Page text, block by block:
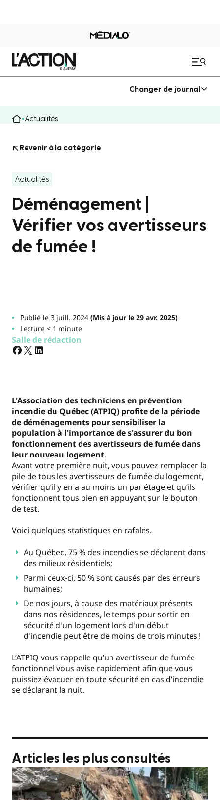
Changer de journal
Actualités
Revenir à la catégorie
Actualités
Déménagement |
Vérifier vos avertisseurs
de fumée !
Publié le 3 juill. 2024(Mis à jour le 29 avr. 2025)
Lecture < 1 minute
Salle de rédaction
L'Association des techniciens en prévention
incendie du Québec (ATPIQ) profite de la période
de déménagements pour sensibiliser la
population à l'importance de s'assurer du bon
fonctionnement des avertisseurs de fumée dans
leur nouveau logement.
Avant votre première nuit, vous pouvez remplacer la
pile de tous les avertisseurs de fumée du logement,
vérifier qu’il y en a au moins un par étage et qu’ils
fonctionnent tous bien en appuyant sur le bouton
de test.
Voici quelques statistiques en rafales.
Au Québec, 75 % des incendies se déclarent dans
des milieux résidentiels;
Parmi ceux-ci, 50 % sont causés par des erreurs
humaines;
De nos jours, à cause des matériaux présents
dans nos résidences, le temps pour sortir en
sécurité d'un logement lors d'un début
d'incendie peut être de moins de trois minutes !
L’ATPIQ vous rappelle qu’un avertisseur de fumée
fonctionnel vous avise rapidement afin que vous
puissiez évacuer en toute sécurité en cas d’incendie
se déclarant la nuit.
Articles les plus consultés